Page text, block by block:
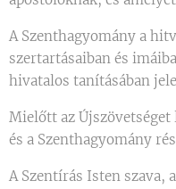
A Szenthagyomány a
szertartásaiban és
hivatalos tanításában
Mielőtt az
és a Szenthagyomány
A Szentírás Isten szava,